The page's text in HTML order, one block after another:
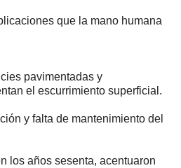
que la mano humana
pavimentadas y
el escurrimiento superficial.
y falta de mantenimiento del
los años sesenta, acentuaron